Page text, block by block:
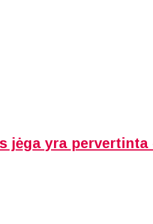
jėga yra